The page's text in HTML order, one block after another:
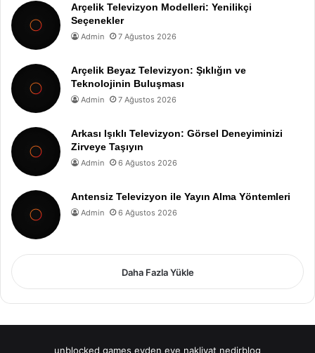
Arçelik Televizyon Modelleri: Yenilikçi
Seçenekler
Admin 7 Ağustos 2026
Arçelik Beyaz Televizyon: Şıklığın ve
Teknolojinin Buluşması
Admin 7 Ağustos 2026
Arkası Işıklı Televizyon: Görsel Deneyiminizi
Zirveye Taşıyın
Admin 6 Ağustos 2026
Antensiz Televizyon ile Yayın Alma Yöntemleri
Admin 6 Ağustos 2026
Daha Fazla Yükle
unblocked games evden eve nakliyat nedirblog